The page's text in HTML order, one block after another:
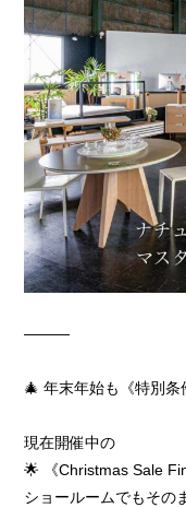
―――
🎄 年末年始も《特別条
現在開催中の
🌟 《Christmas Sale
ショールームでもその